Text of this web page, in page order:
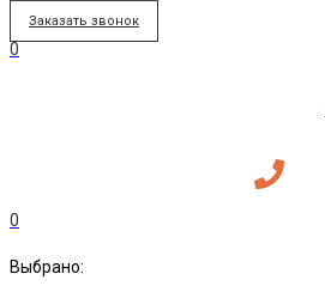
Заказать звонок
0
0
Выбрано: